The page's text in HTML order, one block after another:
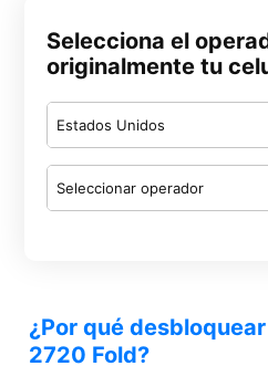
Selecciona el
originalmente tu
Estados Unidos
Seleccionar operador
¿Por qué
2720 Fold?